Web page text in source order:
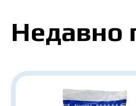
Недавно